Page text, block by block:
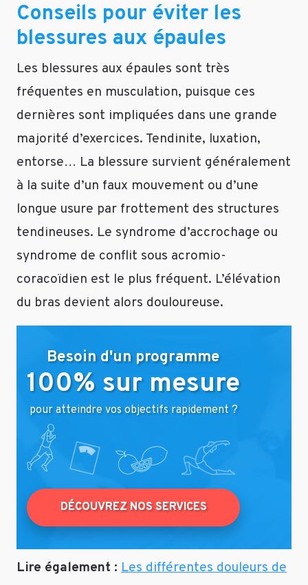
Conseils pour éviter les
blessures aux épaules
Les blessures aux épaules sont très
fréquentes en musculation, puisque ces
dernières sont impliquées dans une grande
majorité d’exercices. Tendinite, luxation,
entorse… La blessure survient généralement
à la suite d’un faux mouvement ou d’une
longue usure par frottement des structures
tendineuses. Le syndrome d’accrochage ou
syndrome de conflit sous acromio-
coracoïdien est le plus fréquent. L’élévation
du bras devient alors douloureuse.
Besoin d'un programme
100% sur mesure
pour atteindre vos objectifs rapidement ?
DÉCOUVREZ NOS SERVICES
Lire également : Les différentes douleurs de